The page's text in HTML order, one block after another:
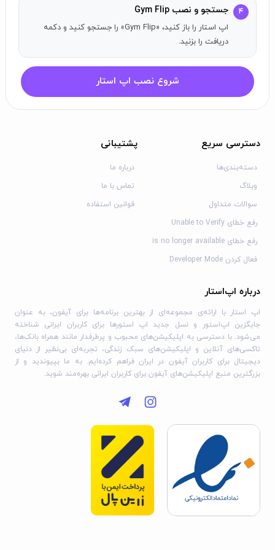
برای لغو اشتراک خود، لطفاً بهاین لینک مراجعه کنید.
۴ جستجو و نصب Gym Flip
اپ استار را باز کنید، «Gym Flip» را جستجو کنید و دکمه
دریافت را بزنید.
شروع نصب اپ استار
دسترسی سریع
دسته‌بندی‌ها
وبلاگ
سوالات متداول
رفع خطای Unable to Verify
رفع خطای is no longer available
فعال کردن Developer Mode
پشتیبانی
درباره ما
تماس با ما
قوانین استفاده
درباره اپ‌استار
اپ استار با ارائه‌ی مجموعه‌ای از بهترین برنامه‌ها برای آیفون، به عنوان
جایگزین اپ‌استور و نسل جدید اپ استورها برای کاربران ایرانی شناخته
می‌شود. با دسترسی به اپلیکیشن‌های محبوب و پرطرفدار مانند همراه بانک‌ها،
تاکسی‌های آنلاین و اپلیکیشن‌های سبک زندگی، تجربه‌ای بی‌نظیر از دنیای
دیجیتال برای کاربران آیفون در ایران فراهم کرده‌ایم. به ما بپیوندید و از
بزرگترین منبع اپلیکیشن‌های آیفون برای کاربران ایرانی بهره‌مند شوید.